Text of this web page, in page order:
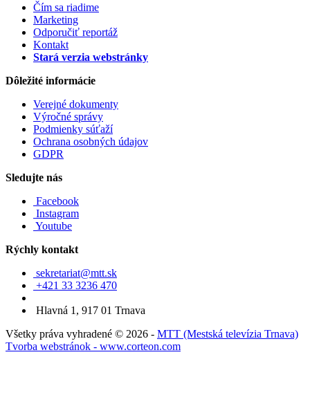
Čím sa riadime
Marketing
Odporučiť reportáž
Kontakt
Stará verzia webstránky
Dôležité informácie
Verejné dokumenty
Výročné správy
Podmienky súťaží
Ochrana osobných údajov
GDPR
Sledujte nás
Facebook
Instagram
Youtube
Rýchly kontakt
sekretariat@mtt.sk
+421 33 3236 470
Hlavná 1, 917 01 Trnava
Všetky práva vyhradené © 2026 - MTT (Mestská televízia Trnava)
Tvorba webstránok - www.corteon.com